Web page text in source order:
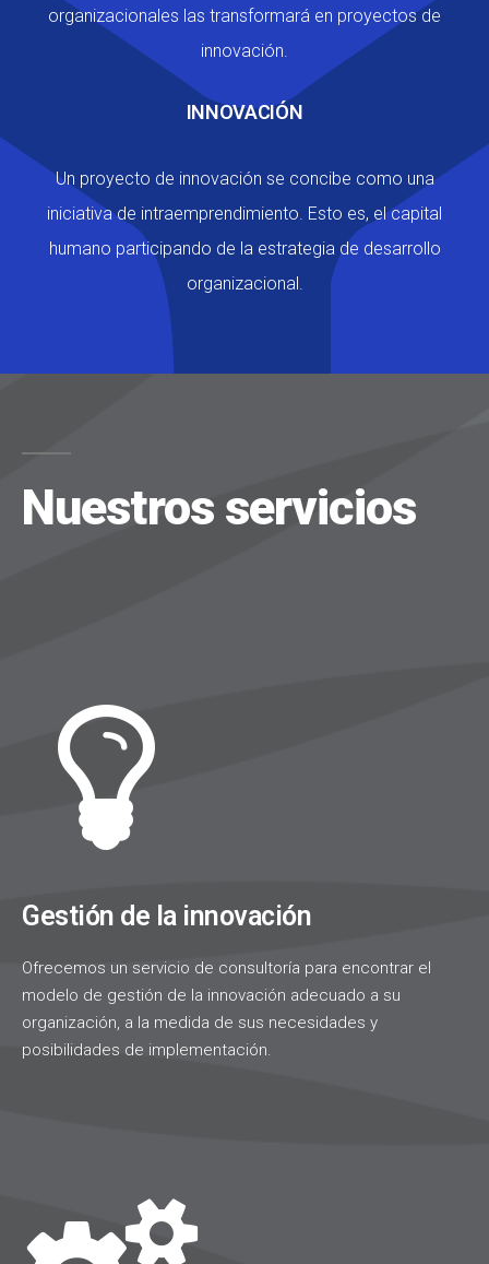
organizacionales las transformará en proyectos de
innovación.
INNOVACIÓN
Un proyecto de innovación se concibe como una
iniciativa de intraemprendimiento. Esto es, el capital
humano participando de la estrategia de desarrollo
organizacional.
Nuestros servicios
Gestión de la innovación
Ofrecemos un servicio de consultoría para encontrar el
modelo de gestión de la innovación adecuado a su
organización, a la medida de sus necesidades y
posibilidades de implementación.